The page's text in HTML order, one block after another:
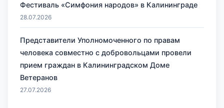
Фестиваль «Симфония народов» в Калининграде
28.07.2026
Представители Уполномоченного по правам
человека совместно с добровольцами провели
прием граждан в Калининградском Доме
Ветеранов
27.07.2026